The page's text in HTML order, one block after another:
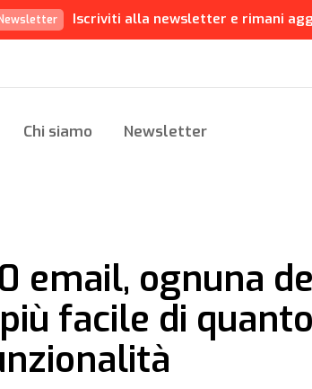
Newsletter Iscriviti alla newsletter e rimani
Chi siamo Newsletter
email, ognuna
facile di quanto